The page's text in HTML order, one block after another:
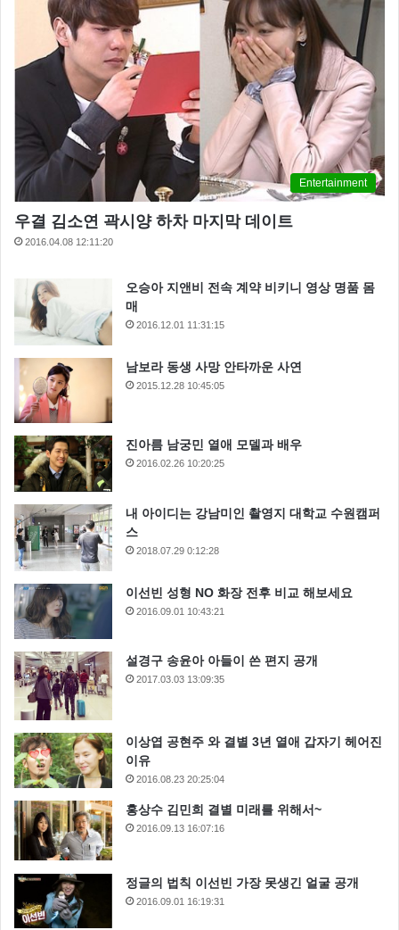
Entertainment
우결 김소연 곽시양 하차 마지막 데이트
2016.04.08 12:11:20
오승아 지앤비 전속 계약 비키니 영상 명품 몸
매
2016.12.01 11:31:15
남보라 동생 사망 안타까운 사연
2015.12.28 10:45:05
진아름 남궁민 열애 모델과 배우
2016.02.26 10:20:25
내 아이디는 강남미인 촬영지 대학교 수원캠퍼
스
2018.07.29 0:12:28
이선빈 성형 NO 화장 전후 비교 해보세요
2016.09.01 10:43:21
설경구 송윤아 아들이 쓴 편지 공개
2017.03.03 13:09:35
이상엽 공현주 와 결별 3년 열애 갑자기 헤어진
이유
2016.08.23 20:25:04
홍상수 김민희 결별 미래를 위해서~
2016.09.13 16:07:16
정글의 법칙 이선빈 가장 못생긴 얼굴 공개
2016.09.01 16:19:31